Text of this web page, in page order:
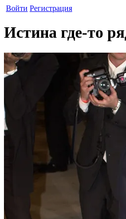
Войти Регистрация
Истина где-то